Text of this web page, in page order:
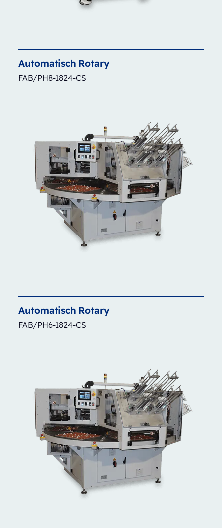
Automatisch Rotary
FAB/PH8-1824-CS
Automatisch Rotary
FAB/PH6-1824-CS